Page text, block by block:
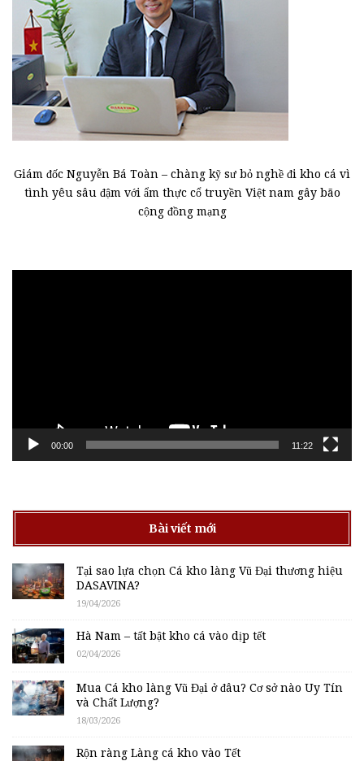
Giám đốc Nguyễn Bá Toàn – chàng kỹ sư bỏ nghề đi kho cá vì
tình yêu sâu đậm với ẩm thực cổ truyền Việt nam gây bão
cộng đồng mạng
00:00 11:22
Bài viết mới
Tại sao lựa chọn Cá kho làng Vũ Đại thương hiệu
DASAVINA?
19/04/2026
Hà Nam – tất bật kho cá vào dịp tết
02/04/2026
Mua Cá kho làng Vũ Đại ở đâu? Cơ sở nào Uy Tín
và Chất Lượng?
18/03/2026
Rộn ràng Làng cá kho vào Tết